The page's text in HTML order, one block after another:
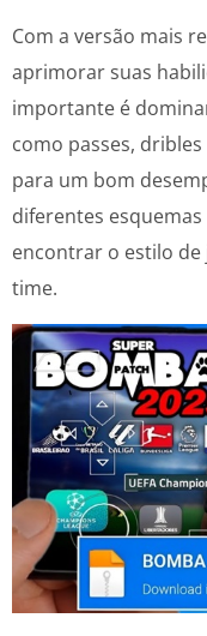
Com a versão mais
aprimorar suas
importante é
como passes,
para um bom
diferentes
encontrar o estilo de
time.